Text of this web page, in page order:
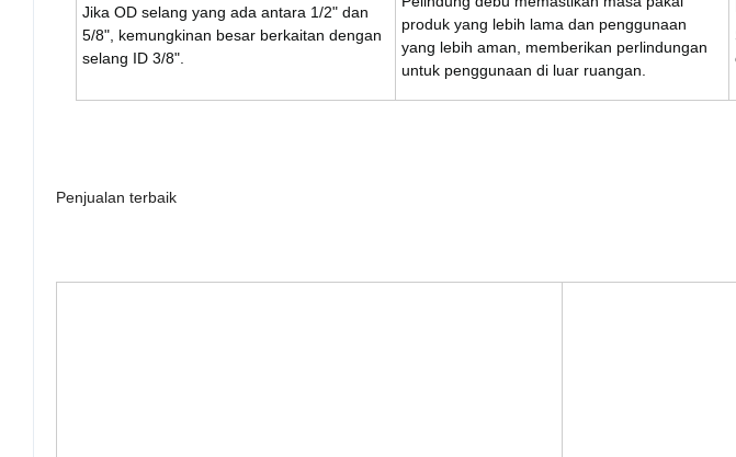
Jika OD selang yang ada antara 1/2" dan
5/8", kemungkinan besar berkaitan dengan
selang ID 3/8".
produk yang lebih lama dan penggunaan
yang lebih aman, memberikan perlindungan
untuk penggunaan di luar ruangan.
Penjualan terbaik